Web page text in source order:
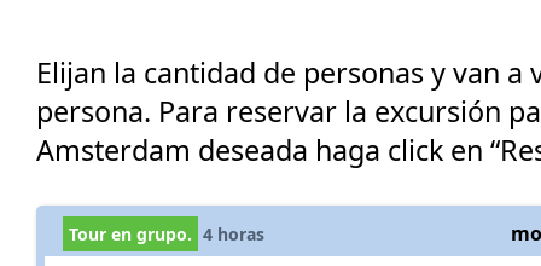
Elijan la cantidad de personas y van
persona. Para reservar la excursión
Amsterdam deseada haga click en
Tour en grupo. 4 horas